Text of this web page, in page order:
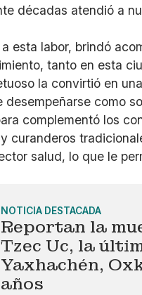
décadas atendió a
esta labor, brindó
tanto en esta
la convirtió en
como
complementó los
curanderos
salud, lo que le
NOTICIA DESTACADA
Reportan la
Tzec Uc, la
Yaxhachén,
años